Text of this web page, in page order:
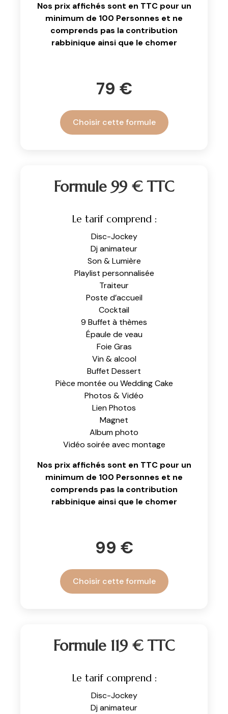
Nos prix affichés sont en TTC pour un
minimum de 100 Personnes et ne
comprends pas la contribution
rabbinique ainsi que le chomer
79 €
Choisir cette formule
Formule 99 € TTC
Le tarif comprend :
Disc-Jockey
Dj animateur
Son & Lumière
Playlist personnalisée
Traiteur
Poste d’accueil
Cocktail
9 Buffet à thèmes
Épaule de veau
Foie Gras
Vin & alcool
Buffet Dessert
Pièce montée ou Wedding Cake
Photos & Vidéo
Lien Photos
Magnet
Album photo
Vidéo soirée avec montage
Nos prix affichés sont en TTC pour un
minimum de 100 Personnes et ne
comprends pas la contribution
rabbinique ainsi que le chomer
99 €
Choisir cette formule
Formule 119 € TTC
Le tarif comprend :
Disc-Jockey
Dj animateur